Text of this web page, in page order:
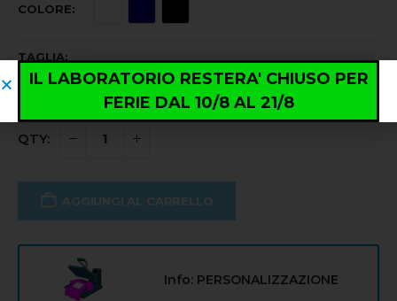
COLORE
TAGLIA
AGGIUNGI AL CARRELLO
Info: PERSONALIZZAZIONE
IL LABORATORIO RESTERA' CHIUSO PER
FERIE DAL 10/8 AL 21/8